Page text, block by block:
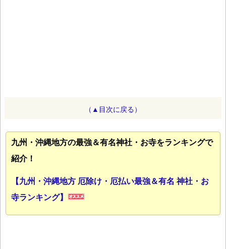
（▲目次に戻る）
九州・沖縄地方の最強＆有名神社・お寺をランキングで
紹介！
【九州・沖縄地方 厄除け・厄払い最強＆有名 神社・お
寺ランキング】